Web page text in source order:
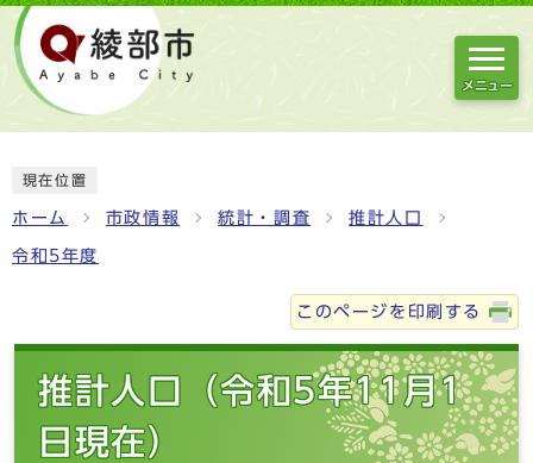
メニュー
現在位置
ホーム 市政情報 統計・調査 推計人口
令和5年度
このページを印刷する
推計人口（令和5年11月1
日現在）